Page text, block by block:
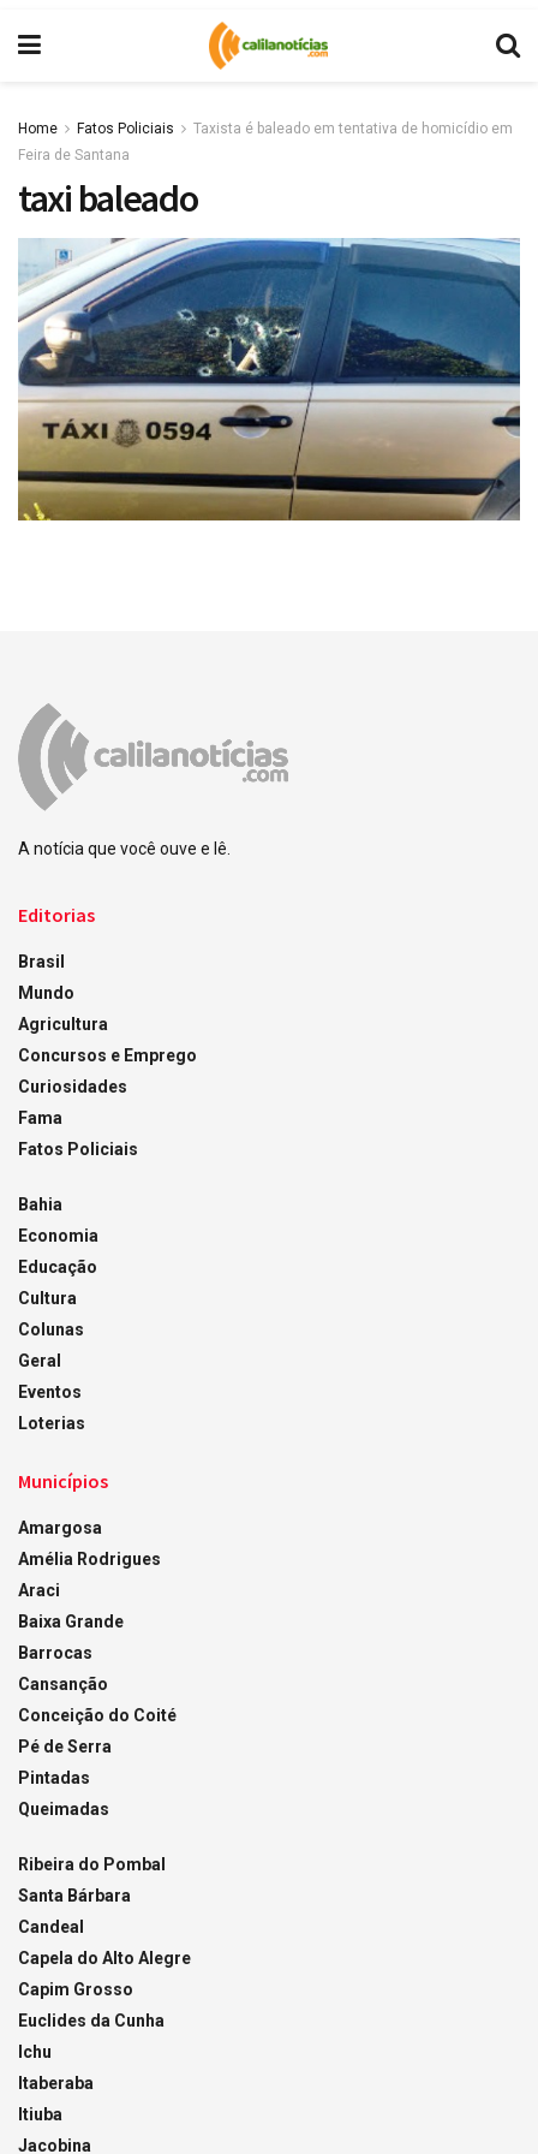
Home Fatos Policiais
Taxista é baleado em tentativa de homicídio em
Feira de Santana
taxi baleado
A notícia que você ouve e lê.
Editorias
Brasil
Mundo
Agricultura
Concursos e Emprego
Curiosidades
Fama
Fatos Policiais
Bahia
Economia
Educação
Cultura
Colunas
Geral
Eventos
Loterias
Municípios
Amargosa
Amélia Rodrigues
Araci
Baixa Grande
Barrocas
Cansanção
Conceição do Coité
Pé de Serra
Pintadas
Queimadas
Ribeira do Pombal
Santa Bárbara
Candeal
Capela do Alto Alegre
Capim Grosso
Euclides da Cunha
Ichu
Itaberaba
Itiuba
Jacobina